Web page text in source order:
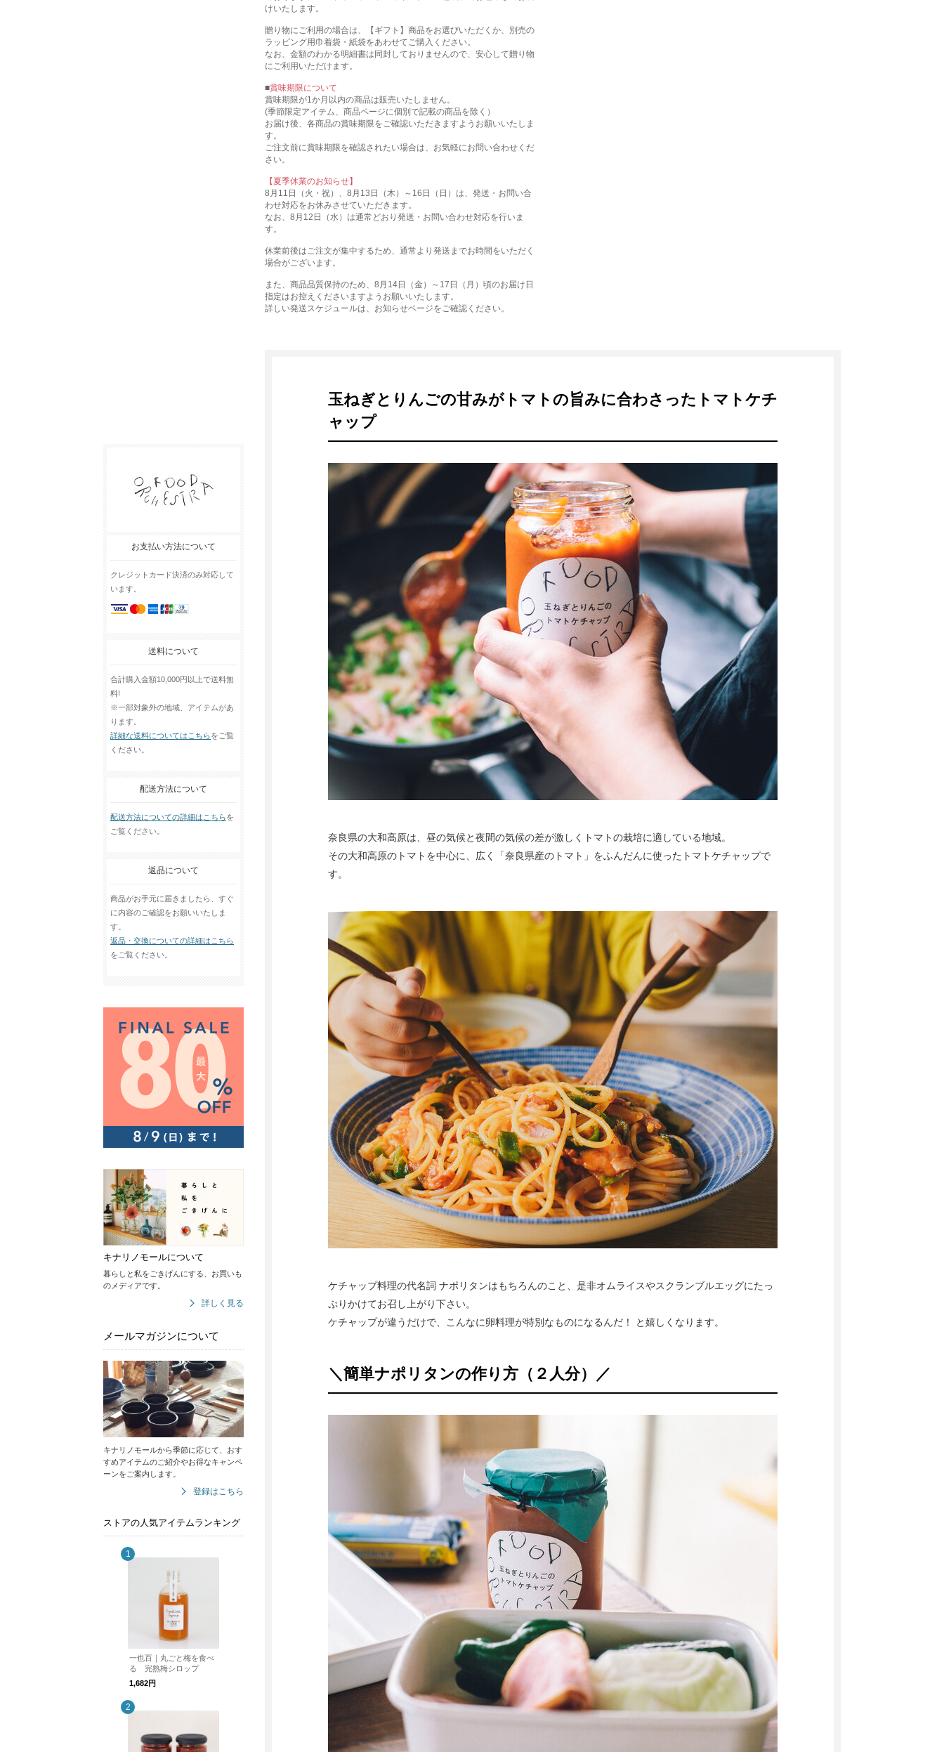
お支払い方法について
クレジットカード決済のみ対応して
います。
送料について
合計購入金額10,000円以上で送料無
料!
※一部対象外の地域、アイテムがあ
ります。
詳細な送料についてはこちらをご覧
ください。
配送方法について
配送方法についての詳細はこちらを
ご覧ください。
返品について
商品がお手元に届きましたら、すぐ
に内容のご確認をお願いいたしま
す。
返品・交換についての詳細はこちら
をご覧ください。
キナリノモールについて
暮らしと私をごきげんにする、お買いも
のメディアです。
詳しく見る
メールマガジンについて
キナリノモールから季節に応じて、おす
すめアイテムのご紹介やお得なキャンペ
ーンをご案内します。
登録はこちら
ストアの人気アイテムランキング
一也百｜丸ごと梅を食べ
る 完熟梅シロップ
1,682円
けいたします。
贈り物にご利用の場合は、【ギフト】商品をお選びいただくか、別売の
ラッピング用巾着袋・紙袋をあわせてご購入ください。
なお、金額のわかる明細書は同封しておりませんので、安心して贈り物
にご利用いただけます。
■賞味期限について
賞味期限が1か月以内の商品は販売いたしません。
(季節限定アイテム、商品ページに個別で記載の商品を除く）
お届け後、各商品の賞味期限をご確認いただきますようお願いいたしま
す。
ご注文前に賞味期限を確認されたい場合は、お気軽にお問い合わせくだ
さい。
【夏季休業のお知らせ】
8月11日（火・祝）、8月13日（木）～16日（日）は、発送・お問い合
わせ対応をお休みさせていただきます。
なお、8月12日（水）は通常どおり発送・お問い合わせ対応を行いま
す。
休業前後はご注文が集中するため、通常より発送までお時間をいただく
場合がございます。
また、商品品質保持のため、8月14日（金）～17日（月）頃のお届け日
指定はお控えくださいますようお願いいたします。
詳しい発送スケジュールは、お知らせページをご確認ください。
玉ねぎとりんごの甘みがトマトの旨みに合わさったトマトケチ
ャップ
奈良県の大和高原は、昼の気候と夜間の気候の差が激しくトマトの栽培に適している地域。
その大和高原のトマトを中心に、広く「奈良県産のトマト」をふんだんに使ったトマトケチャップで
す。
ケチャップ料理の代名詞 ナポリタンはもちろんのこと、是非オムライスやスクランブルエッグにたっ
ぷりかけてお召し上がり下さい。
ケチャップが違うだけで、こんなに卵料理が特別なものになるんだ！ と嬉しくなります。
＼簡単ナポリタンの作り方（２人分）／